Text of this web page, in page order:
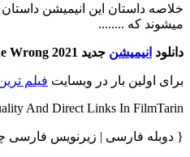
خلاصه داستان این انیمیشن
میشوند که ........
دانلود انیمیشن جدید Ron’s Gone Wrong 2021 ران اشتباه رفته
برای اولین بار در وبسایت فیلم
And Direct Links In FilmTarin
{ دوبله فارسی | زیرنویس فارسی